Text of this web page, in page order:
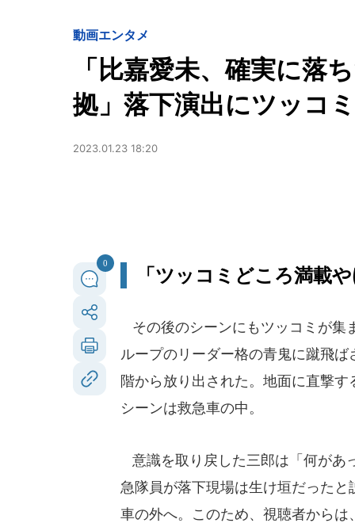
動画エンタメ
「比嘉愛未、確実に
拠」落下演出にツッコ
2023.01.23 18:20
0
「ツッコミどころ満載
その後のシーンにもツッコミが集
ループのリーダー格の青鬼に蹴飛
階から放り出された。地面に直撃
シーンは救急車の中。
意識を取り戻した三郎は「何があ
急隊員が落下現場は生け垣だった
車の外へ。このため、視聴者からは